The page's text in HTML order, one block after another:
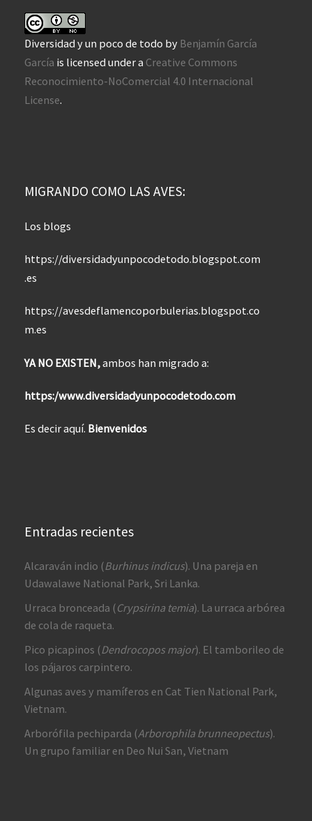
Diversidad y un poco de todo by Benjamín García
García is licensed under a Creative Commons
Reconocimiento-NoComercial 4.0 Internacional
License.
MIGRANDO COMO LAS AVES:
Los blogs
https://diversidadyunpocodetodo.blogspot.com
.es
https://avesdeflamencoporbulerias.blogspot.co
m.es
YA NO EXISTEN,ambos han migrado a:
https:/www.diversidadyunpocodetodo.com
Es decir aquí. Bienvenidos
Entradas recientes
Alcaraván indio (Burhinus indicus). Una pareja en
Udawalawe National Park, Sri Lanka.
Urraca bronceada (Crypsirina temia). La urraca arbórea
de cola de raqueta.
Pico picapinos (Dendrocopos major). El tamborileo de
los pájaros carpintero.
Algunas aves y mamíferos en Cat Tien National Park,
Vietnam.
Arborófila pechiparda (Arborophila brunneopectus).
Un grupo familiar en Deo Nui San, Vietnam